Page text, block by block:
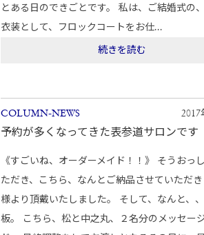
とある日のできごとです。 私は、ご結婚式の
衣装として、フロックコートをお仕...
続きを読む
COLUMN-NEWS 2017
予約が多くなってきた表参道サロンです
《すごいね、オーダーメイド！！》 そうおっ
ただき、こちら、なんとご納品させていただ
様より頂戴いたしました。 そして、なんと、
板。 こちら、松と中之丸、２名分のメッセー